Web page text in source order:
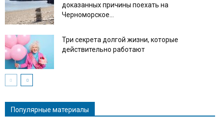
доказанных причины поехать на
Черноморское...
Три секрета долгой жизни, которые
действительно работают
Популярные материалы